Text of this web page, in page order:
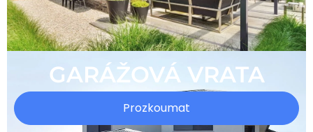
GARÁŽOVÁ VRATA
Prozkoumat